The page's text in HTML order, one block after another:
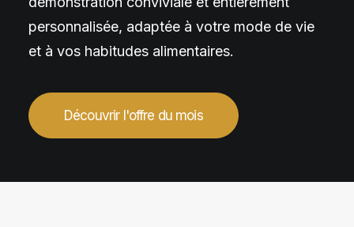
personnalisée, adaptée à votre mode de vie
et à vos habitudes alimentaires.
Découvrir l'offre du mois